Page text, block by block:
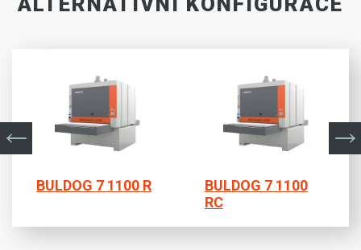
BULDOG 7 1100 R
BULDOG 7 1100
RC